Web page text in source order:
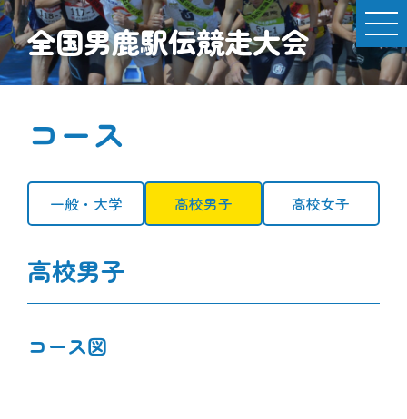
全国男鹿駅伝競走大会
コース
一般・大学 高校男子 高校女子
高校男子
コース図